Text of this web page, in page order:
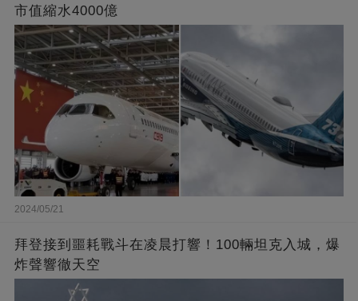
市值縮水4000億
2024/05/21
拜登接到噩耗戰斗在凌晨打響！100輛坦克入城，爆
炸聲響徹天空